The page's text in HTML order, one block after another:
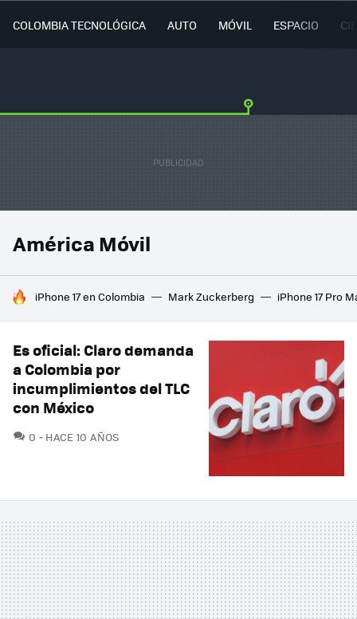
COLOMBIA TECNOLÓGICA AUTO MÓVIL ESPACIO
América Móvil
HOY SE HABLA DE
iPhone 17 en Colombia Mark Zuckerberg iPhone 17 Pro
Es oficial: Claro demanda
a Colombia por
incumplimientos del TLC
con México
0 COMENTARIOS
HACE 10 AÑOS